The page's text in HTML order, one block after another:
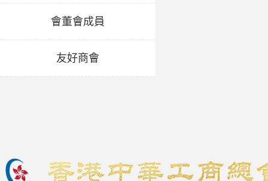
會董會成員
友好商會